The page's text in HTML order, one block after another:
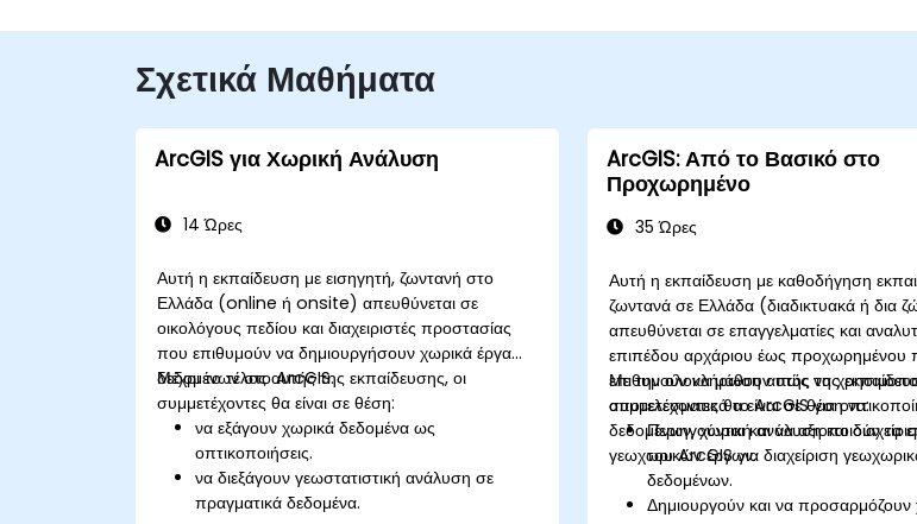
Σχετικά Μαθήματα
ArcGIS για Χωρική Ανάλυση
14 Ώρες
Αυτή η εκπαίδευση με εισηγητή, ζωντανή στο
Ελλάδα (online ή onsite) απευθύνεται σε
οικολόγους πεδίου και διαχειριστές προστασίας
που επιθυμούν να δημιουργήσουν χωρικά έργα
δεδομένων στο ArcGIS.
Μέχρι το τέλος αυτής της εκπαίδευσης, οι
συμμετέχοντες θα είναι σε θέση:
να εξάγουν χωρικά δεδομένα ως
οπτικοποιήσεις.
να διεξάγουν γεωστατιστική ανάλυση σε
πραγματικά δεδομένα.
ArcGIS: Από το Βασικό στο
Προχωρημένο
35 Ώρες
Αυτή η εκπαίδευση με καθοδήγηση
ζωντανά σε Ελλάδα (διαδικτυακά ή δια
απευθύνεται σε επαγγελματίες και
επιπέδου αρχάριου έως προχωρημένου
επιθυμούν να μάθουν πώς να
αποτελεσματικά το ArcGIS για
δεδομένων, χωρική ανάλυση και
γεωχωρικών έργων.
Με την ολοκλήρωση αυτής της
συμμετέχοντες θα είναι σε θέση να:
Περιηγούνται και να αξιοποιούν τα
του ArcGIS για διαχείριση
δεδομένων.
Δημιουργούν και να προσαρμόζουν